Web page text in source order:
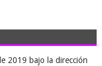
2019 bajo la dirección